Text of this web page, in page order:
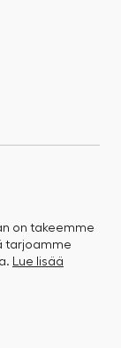
on takeemme
tarjoamme
Lue lisää